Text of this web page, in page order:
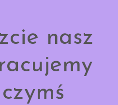
nasz